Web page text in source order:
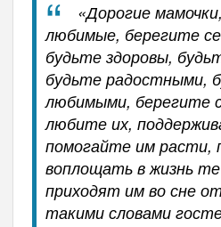
«Дорогие
любимые, берегите
будьте здоровы,
будьте радостными,
любимыми, берегите
любите их,
помогайте им расти,
воплощать в жизнь
приходят им во сне
такими словами